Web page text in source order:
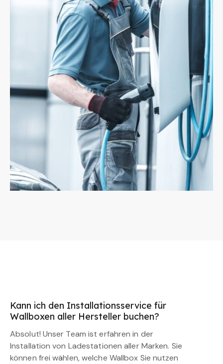
Kann ich den Installationsservice für
Wallboxen aller Hersteller buchen?
Absolut! Unser Team ist erfahren in der
Installation von Ladestationen aller Marken. Sie
können frei wählen, welche Wallbox Sie nutzen